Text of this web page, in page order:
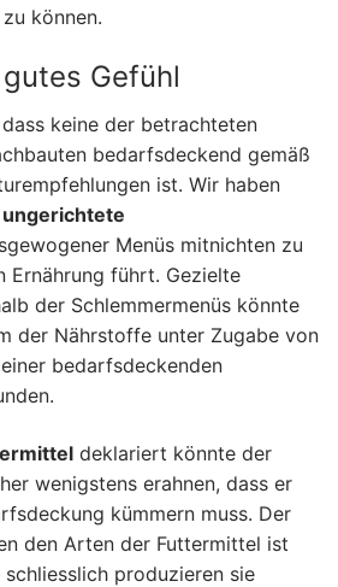
können.
Gefühl
keine der betrachteten
bedarfsdeckend gemäß
ist. Wir haben
ungerichtete
Menüs mitnichten zu
Ernährung führt. Gezielte
der Schlemmermenüs könnte
der Nährstoffe unter Zugabe von
bedarfsdeckenden
deklariert könnte der
wenigstens erahnen, dass er
kümmern muss. Der
den Arten der Futtermittel ist
produzieren sie